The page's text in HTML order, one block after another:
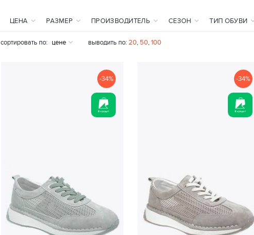
ЦЕНА РАЗМЕР ПРОИЗВОДИТЕЛЬ СЕЗОН ТИП ОБУВИ
сортировать по: цене выводить по: 20, 50,100
-34% -34%